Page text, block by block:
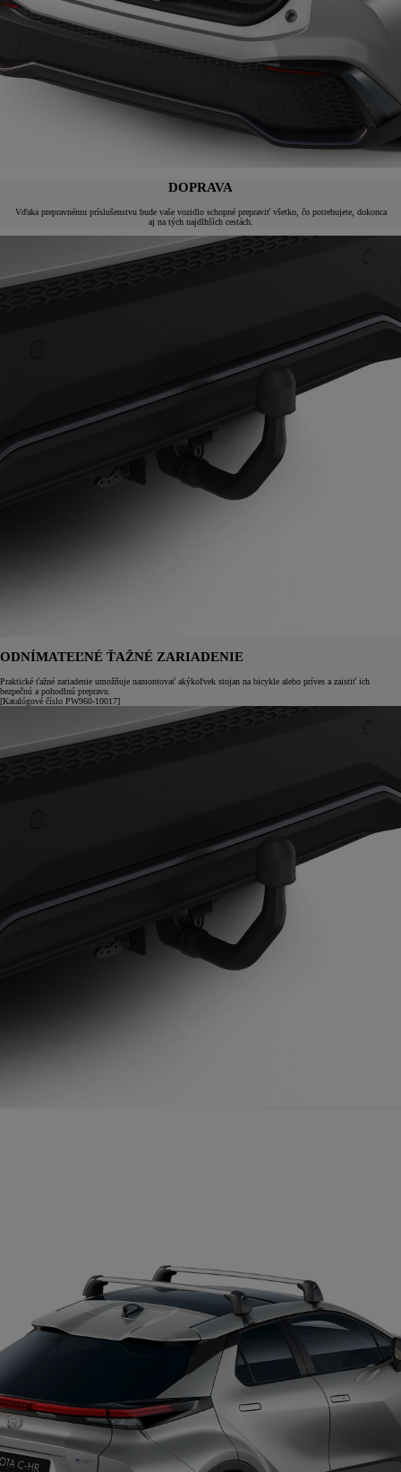
DOPRAVA
Vďaka prepravnému príslušenstvu bude vaše vozidlo schopné prepraviť všetko, čo potrebujete, dokonca
aj na tých najdlhších cestách.
ODNÍMATEĽNÉ ŤAŽNÉ ZARIADENIE
Praktické ťažné zariadenie umožňuje namontovať akýkoľvek stojan na bicykle alebo príves a zaistiť ich
bezpečnú a pohodlnú prepravu.
[Katalógové číslo PW960-10017]